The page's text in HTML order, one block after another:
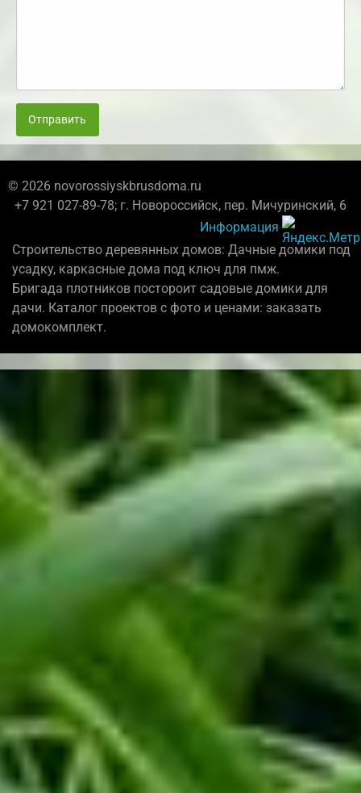
Отправить
© 2026 novorossiyskbrusdoma.ru
+7 921 027-89-78; г. Новороссийск, пер. Мичуринский, 6
Информация
Строительство деревянных домов: Дачные домики под
усадку, каркасные дома под ключ для пмж.
Бригада плотников постороит садовые домики для
дачи. Каталог проектов с фото и ценами: заказать
домокомплект.